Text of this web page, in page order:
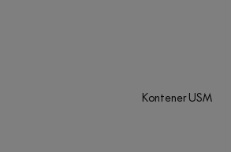
Kontener USM